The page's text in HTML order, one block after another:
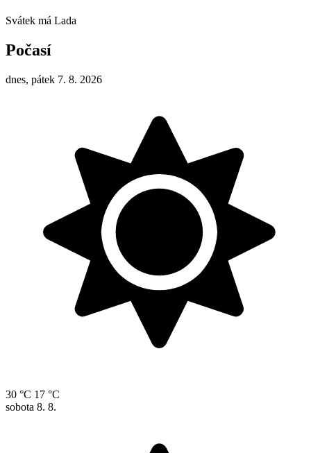
Svátek má Lada
Počasí
dnes, pátek 7. 8. 2026
30 °C 17 °C
sobota 8. 8.